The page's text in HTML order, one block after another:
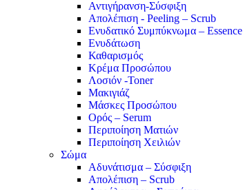
Αντιγήρανση-Σύσφιξη
Απολέπιση - Peeling – Scrub
Ενυδατικό Συμπύκνωμα – Essence
Ενυδάτωση
Καθαρισμός
Κρέμα Προσώπου
Λοσιόν -Toner
Μακιγιάζ
Μάσκες Προσώπου
Ορός – Serum
Περιποίηση Ματιών
Περιποίηση Χειλιών
Σώμα
Αδυνάτισμα – Σύσφιξη
Απολέπιση – Scrub